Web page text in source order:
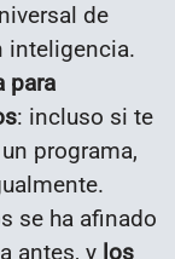
de
inteligencia.
para
: incluso si te
programa,
se ha afinado
antes, y los